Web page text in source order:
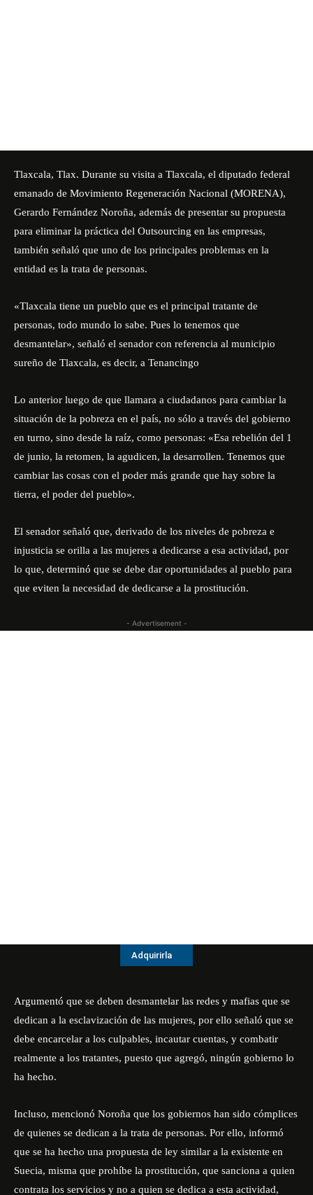
Tlaxcala, Tlax. Durante su visita a Tlaxcala, el diputado federal
emanado de Movimiento Regeneración Nacional (MORENA),
Gerardo Fernández Noroña, además de presentar su propuesta
para eliminar la práctica del Outsourcing en las empresas,
también señaló que uno de los principales problemas en la
entidad es la trata de personas.
«Tlaxcala tiene un pueblo que es el principal tratante de
personas, todo mundo lo sabe. Pues lo tenemos que
desmantelar», señaló el senador con referencia al municipio
sureño de Tlaxcala, es decir, a Tenancingo
Lo anterior luego de que llamara a ciudadanos para cambiar la
situación de la pobreza en el país, no sólo a través del gobierno
en turno, sino desde la raíz, como personas: «Esa rebelión del 1
de junio, la retomen, la agudicen, la desarrollen. Tenemos que
cambiar las cosas con el poder más grande que hay sobre la
tierra, el poder del pueblo».
El senador señaló que, derivado de los niveles de pobreza e
injusticia se orilla a las mujeres a dedicarse a esa actividad, por
lo que, determinó que se debe dar oportunidades al pueblo para
que eviten la necesidad de dedicarse a la prostitución.
- Advertisement -
Adquirirla
Argumentó que se deben desmantelar las redes y mafias que se
dedican a la esclavización de las mujeres, por ello señaló que se
debe encarcelar a los culpables, incautar cuentas, y combatir
realmente a los tratantes, puesto que agregó, ningún gobierno lo
ha hecho.
Incluso, mencionó Noroña que los gobiernos han sido cómplices
de quienes se dedican a la trata de personas. Por ello, informó
que se ha hecho una propuesta de ley similar a la existente en
Suecia, misma que prohíbe la prostitución, que sanciona a quien
contrata los servicios y no a quien se dedica a esta actividad,